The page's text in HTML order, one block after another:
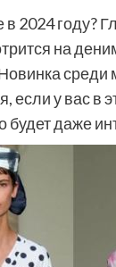
в 2024 году?
на
Новинка
если у вас в
будет даже